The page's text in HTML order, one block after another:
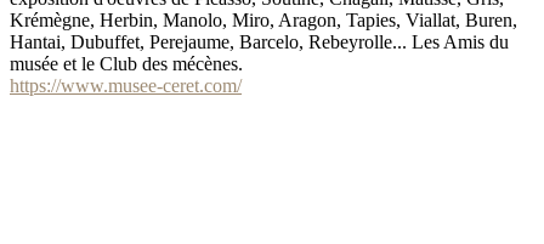
Krémègne, Herbin, Manolo, Miro, Aragon, Tapies, Viallat, Buren,
Hantai, Dubuffet, Perejaume, Barcelo, Rebeyrolle... Les Amis du
musée et le Club des mécènes.
https://www.musee-ceret.com/